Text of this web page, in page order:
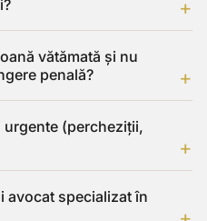
vătămată și nu
penală?
(percheziții,
avocat specializat în